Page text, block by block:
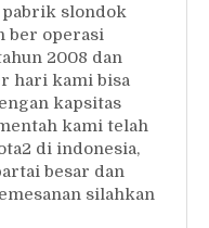
pabrik slondok
ber operasi
2008 dan
hari kami bisa
kapsitas
kami telah
di indonesia,
besar dan
silahkan